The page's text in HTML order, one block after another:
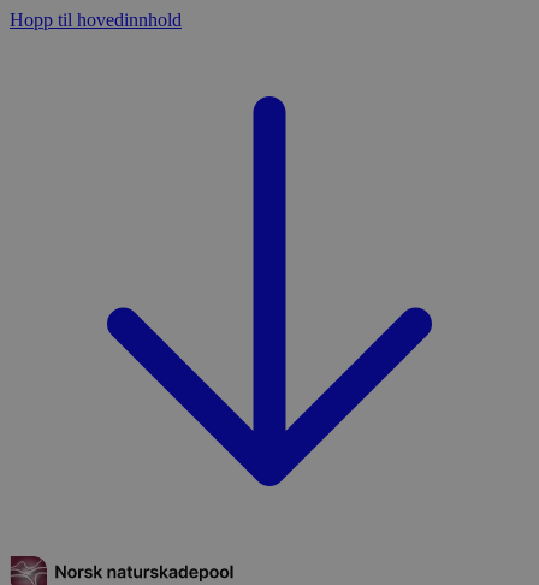
Hopp til hovedinnhold